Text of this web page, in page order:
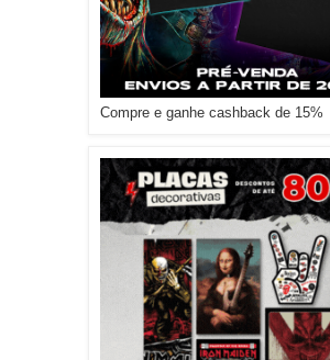
Compre e ganhe cashback de 15%